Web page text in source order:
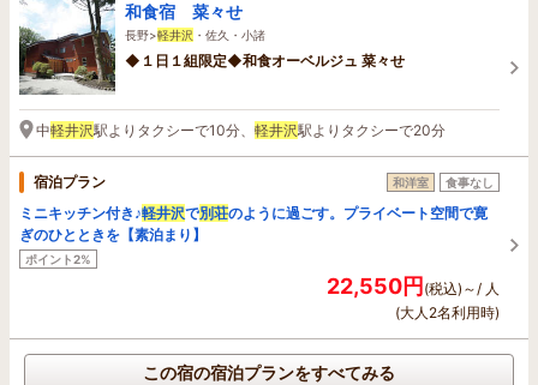
和食宿 菜々せ
長野>軽井沢 ・佐久・小諸
◆１日１組限定◆和食オーベルジュ 菜々せ
中軽井沢駅よりタクシーで10分、 軽井沢駅よりタクシーで20分
宿泊プラン 和洋室 食事なし
ミニキッチン付き♪軽井沢で別荘のように過ごす。プライベート空間で寛
ぎのひとときを【素泊まり】
ポイント2%
22,550円(税込)～/ 人
(大人2名利用時)
この宿の宿泊プランをすべてみる